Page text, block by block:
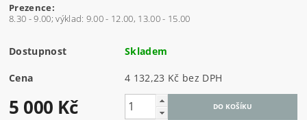
Prezence:
8.30 - 9.00; výklad: 9.00 - 12.00, 13.00 - 15.00
Dostupnost Skladem
Cena 4 132,23 Kč bez DPH
5 000 Kč